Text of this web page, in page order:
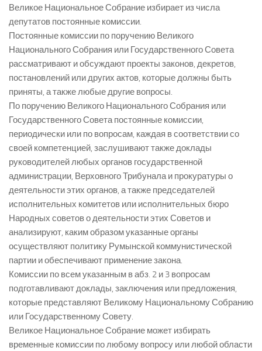
Великое Национальное Собрание избирает из числа
депутатов постоянные комиссии.
Постоянные комиссии по поручению Великого
Национального Собрания или Государственного Совета
рассматривают и обсуждают проекты законов, декретов,
постановлений или других актов, которые должны быть
приняты, а также любые другие вопросы.
По поручению Великого Национального Собрания или
Государственного Совета постоянные комиссии,
периодически или по вопросам, каждая в соответствии со
своей компетенцией, заслушивают также доклады
руководителей любых органов государственной
администрации, Верховного Трибунала и прокуратуры о
деятельности этих органов, а также председателей
исполнительных комитетов или исполнительных бюро
Народных советов о деятельности этих Советов и
анализируют, каким образом указанные органы
осуществляют политику Румынской коммунистической
партии и обеспечивают применение закона.
Комиссии по всем указанным в абз. 2 и 3 вопросам
подготавливают доклады, заключения или предложения,
которые представляют Великому Национальному Собранию
или Государственному Совету.
Великое Национальное Собрание может избирать
временные комиссии по любому вопросу или любой области